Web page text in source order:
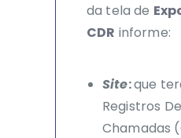
da tela de
CDR informe:
Site:que
Registros
Chamadas